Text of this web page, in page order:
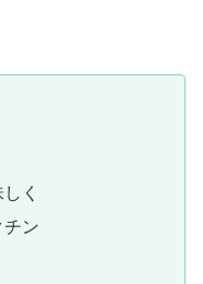
く
チン